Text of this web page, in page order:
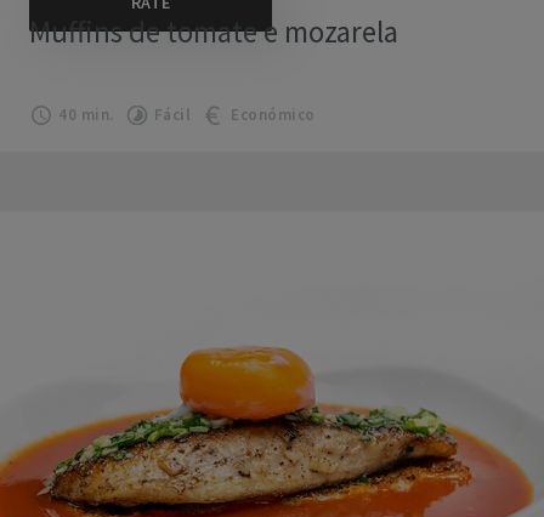
Muffins de tomate e mozarela
40 min. Fácil Económico